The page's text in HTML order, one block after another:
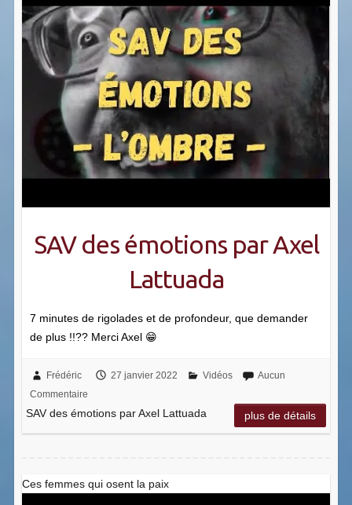
SAV des émotions par Axel
Lattuada
7 minutes de rigolades et de profondeur, que demander
de plus !!?? Merci Axel 😁
Frédéric 27 janvier 2022 Vidéos
Aucun
Commentaire
SAV des émotions par Axel Lattuada plus de détails
Ces femmes qui osent la paix